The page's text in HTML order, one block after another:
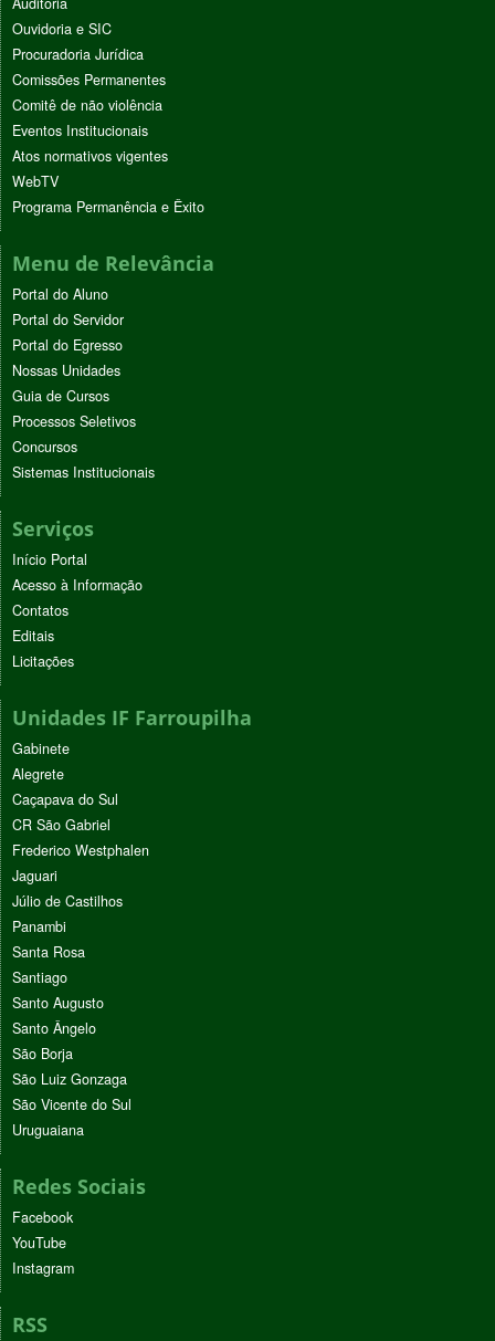
Ouvidoria e SIC
Procuradoria Jurídica
Comissões Permanentes
Comitê de não violência
Eventos Institucionais
Atos normativos vigentes
WebTV
Programa Permanência e Êxito
Menu de Relevância
Portal do Aluno
Portal do Servidor
Portal do Egresso
Nossas Unidades
Guia de Cursos
Processos Seletivos
Concursos
Sistemas Institucionais
Serviços
Início Portal
Acesso à Informação
Contatos
Editais
Licitações
Unidades IF Farroupilha
Gabinete
Alegrete
Caçapava do Sul
CR São Gabriel
Frederico Westphalen
Jaguari
Júlio de Castilhos
Panambi
Santa Rosa
Santiago
Santo Augusto
Santo Ângelo
São Borja
São Luiz Gonzaga
São Vicente do Sul
Uruguaiana
Redes Sociais
Facebook
YouTube
Instagram
RSS